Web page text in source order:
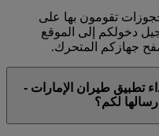
تقومون بها على
دخولكم إلى الموقع
تطبيق طيران الإمارات -
لكم؟